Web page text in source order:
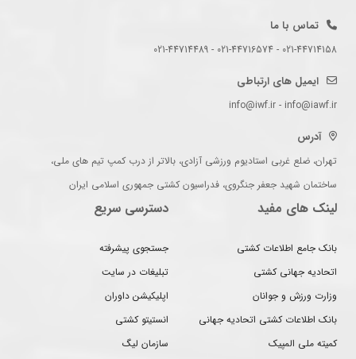
تماس با ما
021-44714158 - 021-44716574 - 021-44714489
ایمیل های ارتباطی
info@iwf.ir - info@iawf.ir
آدرس
تهران، ضلع غربی استادیوم ورزشی آزادی، بالاتر از درب کمپ تیم های ملی،
ساختمان شهید جعفر جنگروی، فدراسیون کشتی جمهوری اسلامی ایران
لینک های مفید
بانک جامع اطلاعات کشتی
اتحادیه جهانی کشتی
وزارت ورزش و جوانان
بانک اطلاعات کشتی اتحادیه جهانی
کمیته ملی المپیک
دسترسی سریع
جستجوی پیشرفته
تبلیغات در سایت
اپلیکیشن داوران
انستیتو کشتی
سازمان لیگ